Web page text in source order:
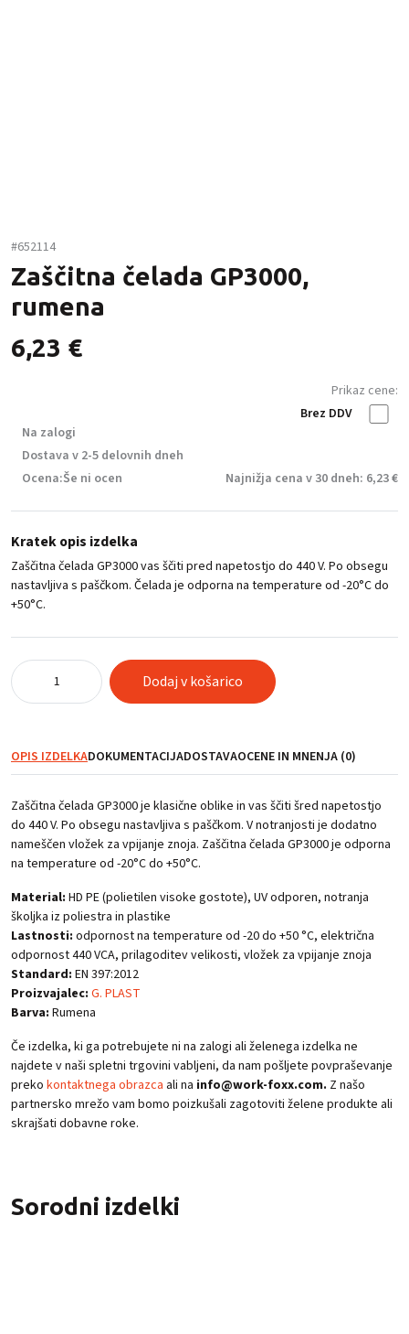
#652114
Zaščitna čelada GP3000,
rumena
6,23 €
Prikaz cene:
Brez DDV
Na zalogi
Dostava v 2-5 delovnih dneh
Ocena:Še ni ocen Najnižja cena v 30 dneh: 6,23 €
Kratek opis izdelka
Zaščitna čelada GP3000 vas ščiti pred napetostjo do 440 V. Po obsegu
nastavljiva s paščkom. Čelada je odporna na temperature od -20°C do
+50°C.
Zaščitna
čelada
GP3000,
Dodaj v košarico
OPIS IZDELKADOKUMENTACIJADOSTAVAOCENE IN MNENJA (0)
Zaščitna čelada GP3000 je klasične oblike in vas ščiti šred napetostjo
do 440 V. Po obsegu nastavljiva s paščkom. V notranjosti je dodatno
nameščen vložek za vpijanje znoja. Zaščitna čelada GP3000 je odporna
na temperature od -20°C do +50°C.
Material: HD PE (polietilen visoke gostote), UV odporen, notranja
školjka iz poliestra in plastike
Lastnosti: odpornost na temperature od -20 do +50 °C, električna
odpornost 440 VCA, prilagoditev velikosti, vložek za vpijanje znoja
Standard: EN 397:2012
Proizvajalec: G. PLAST
Barva: Rumena
Če izdelka, ki ga potrebujete ni na zalogi ali želenega izdelka ne
najdete v naši spletni trgovini vabljeni, da nam pošljete povpraševanje
preko kontaktnega obrazca ali na info@work-foxx.com. Z našo
partnersko mrežo vam bomo poizkušali zagotoviti želene produkte ali
skrajšati dobavne roke.
Sorodni izdelki